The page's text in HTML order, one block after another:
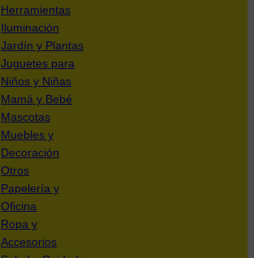
Herramientas
Iluminación
Jardín y Plantas
Juguetes para
Niños y Niñas
Mamá y Bebé
Mascotas
Muebles y
Decoración
Otros
Papelería y
Oficina
Ropa y
Accesorios